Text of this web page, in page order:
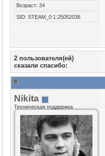
Возраст: 34
SID: STEAM_0:1:25052036
2 пользователя(ей)
сказали cпасибо:
Nikita
Техническая поддержка